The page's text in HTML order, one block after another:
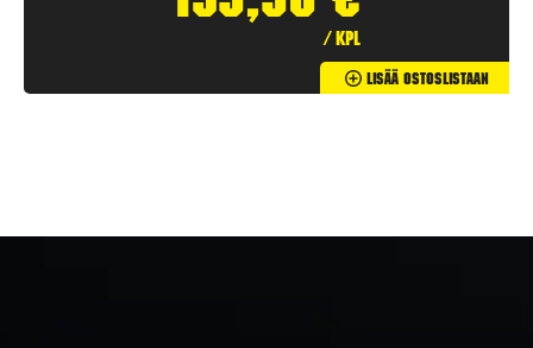
/ kpl
Lisää Ostoslistaan